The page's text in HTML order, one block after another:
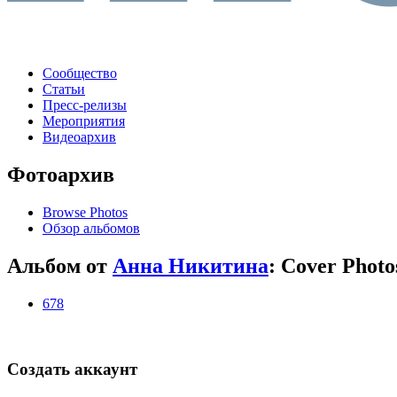
Сообщество
Статьи
Пресс-релизы
Мероприятия
Видеоархив
Фотоархив
Browse Photos
Обзор альбомов
Альбом от Анна Никитина: Cover
678
Создать аккаунт